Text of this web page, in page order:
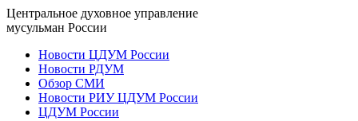
Центральное духовное управление
мусульман России
Новости ЦДУМ России
Новости РДУМ
Обзор СМИ
Новости РИУ ЦДУМ России
ЦДУМ России